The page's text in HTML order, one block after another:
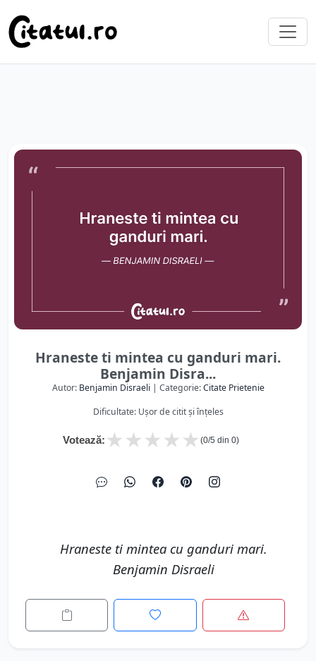
Hraneste ti mintea cu ganduri mari.
Benjamin Disra...
Autor: Benjamin Disraeli| Categorie:Citate Prietenie
Dificultate: Ușor de citit și înțeles
Votează: ★
★
★
★
★ (0/5 din 0)
Hraneste ti mintea cu ganduri mari.
Benjamin Disraeli